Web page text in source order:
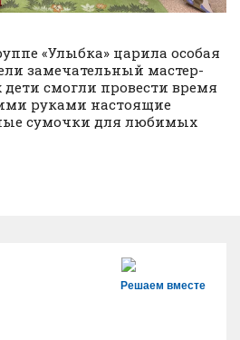
«Улыбка» царила особая
замечательный мастер-
смогли провести время
руками настоящие
сумочки для любимых
Решаем вместе